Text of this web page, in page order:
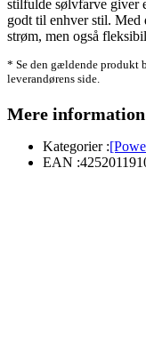
stilfulde sølvfarve giver
godt til enhver stil. Med
strøm, men også
* Se den gældende produkt
leverandørens side.
Mere information
Kategorier :
EAN :